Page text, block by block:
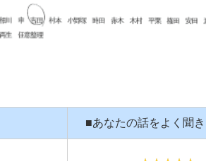
■あなたの話をよく聞